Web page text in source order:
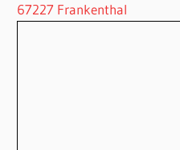
67227 Frankenthal